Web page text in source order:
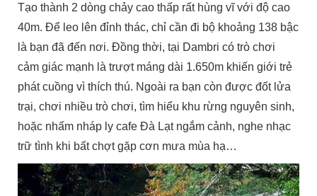
Tạo thành 2 dòng chảy cao thấp rất hùng vĩ với độ cao
40m. Để leo lên đỉnh thác, chỉ cần đi bộ khoảng 138 bậc
là bạn đã đến nơi. Đồng thời, tại Dambri có trò chơi
cảm giác mạnh là trượt máng dài 1.650m khiến giới trẻ
phát cuồng vì thích thú. Ngoài ra bạn còn được đốt lửa
trại, chơi nhiều trò chơi, tìm hiểu khu rừng nguyên sinh,
hoặc nhấm nháp ly cafe Đà Lạt ngắm cảnh, nghe nhạc
trữ tình khi bất chợt gặp cơn mưa mùa hạ…